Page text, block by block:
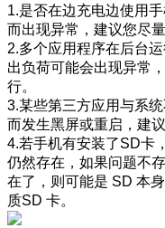
1.是否在边充电边使用
而出现异常，建议您尽
2.多个应用程序在后台
出负荷可能会出现异常
行。
3.某些第三方应用与系
而发生黑屏或重启，建
4.若手机有安装了SD卡
仍然存在，如果问题不
在了，则可能是 SD 本
质SD 卡。